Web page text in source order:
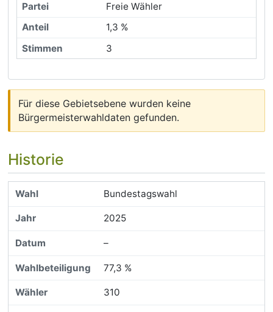
Freie Wähler
1,3 %
3
Für diese Gebietsebene wurden keine
Bürgermeisterwahldaten gefunden.
Historie
Bundestagswahl
2025
–
77,3 %
310